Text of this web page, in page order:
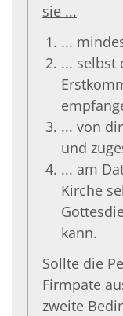
sie ...
...
... selbst
... von
und
... am
Kirche
kann.
Sollte die
Firmpate
zweite